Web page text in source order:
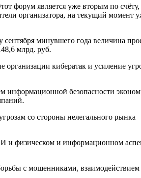
форум является уже вторым по счёту,
организатора, на текущий момент
минувшего года величина
млрд. руб.
организации кибератак и усиление
безопасности
со стороны нелегального рынка
и физическом и информационном
с мошенниками,